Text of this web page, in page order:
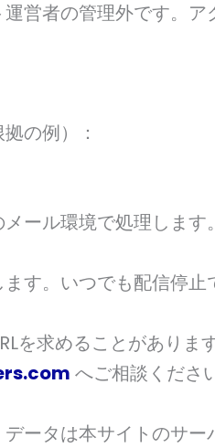
営者の管理外です。ア
の例）：
ール環境で処理します。
す。いつでも配信停止
を求めることがあります
へご相談くださ
ータは本サイトのサー